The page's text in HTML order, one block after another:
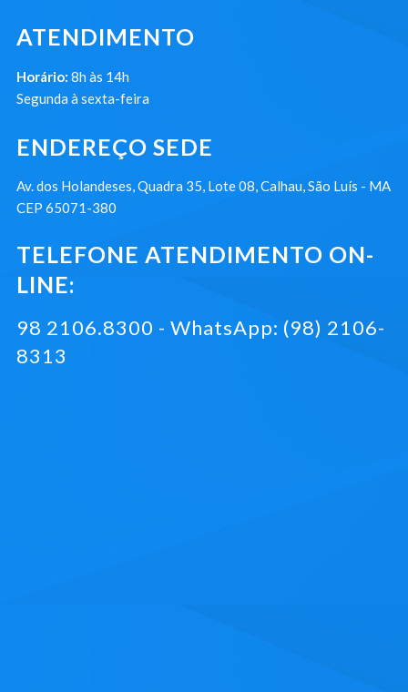
ATENDIMENTO
Horário: 8h às 14h
Segunda à sexta-feira
ENDEREÇO SEDE
Av. dos Holandeses, Quadra 35, Lote 08, Calhau, São Luís - MA
CEP 65071-380
TELEFONE ATENDIMENTO ON-
LINE:
98 2106.8300 - WhatsApp: (98) 2106-
8313